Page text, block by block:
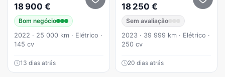
18 900 €
Bom negócio
2022 · 25 000 km · Elétrico ·
145 cv
13 dias atrás
18 250 €
Sem avaliação
2023 · 39 999 km · Elétrico ·
250 cv
20 dias atrás